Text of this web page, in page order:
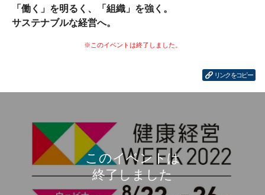
「働く」を明るく、「組織」を強く。
サステナブルな経営へ。
リンクをコピー